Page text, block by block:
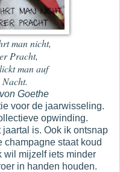
man nicht,
Pracht,
man auf
Goethe
voor de jaarwisseling.
opwinding.
is. Ook ik ontsnap
champagne staat koud
wil mijzelf iets minder
in handen houden.